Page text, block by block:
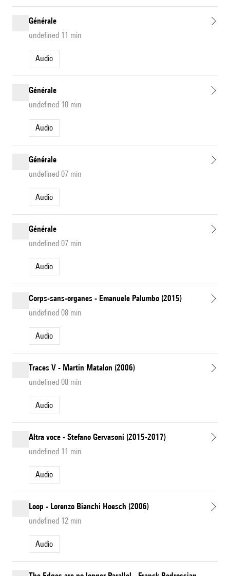
Générale
undefined 11 min
Audio
Générale
undefined 10 min
Audio
Générale
undefined 07 min
Audio
Générale
undefined 07 min
Audio
Corps-sans-organes - Emanuele Palumbo (2015)
undefined 08 min
Audio
Traces V - Martin Matalon (2006)
undefined 08 min
Audio
Altra voce - Stefano Gervasoni (2015-2017)
undefined 11 min
Audio
Loop - Lorenzo Bianchi Hoesch (2006)
undefined 12 min
Audio